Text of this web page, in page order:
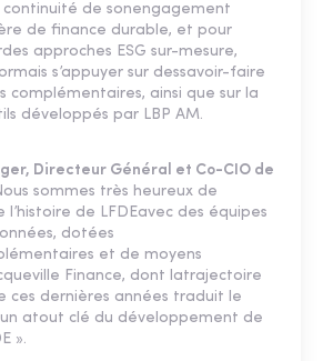
continuité de sonengagement
de finance durable, et pour
approches ESG sur-mesure,
s’appuyer sur dessavoir-faire
complémentaires, ainsi que sur la
développés par LBP AM.
Directeur Général et Co-CIO de
sommes très heureux de
l’histoire de LFDEavec des équipes
dotées
et de moyens
Finance, dont latrajectoire
ces dernières années traduit le
atout clé du développement de
LFDE ».